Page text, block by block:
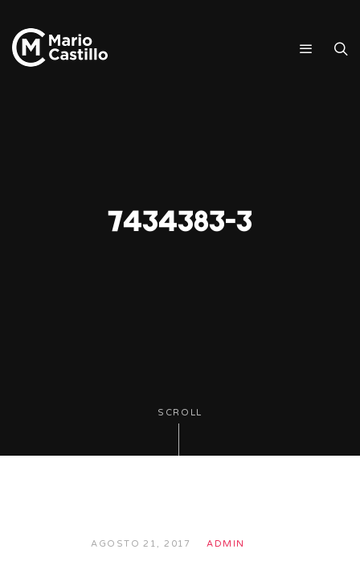
7434383-3
SCROLL
AGOSTO 21, 2017 ADMIN